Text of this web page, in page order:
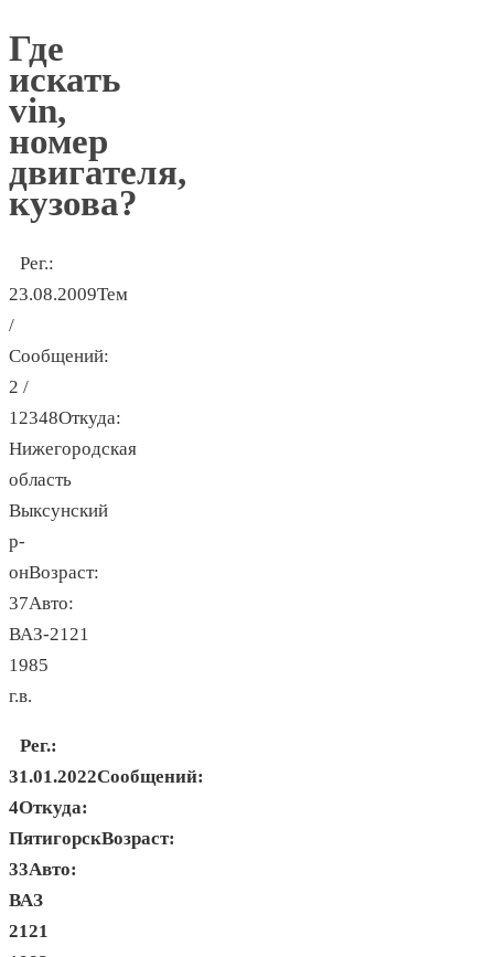
Где
искать
vin,
номер
двигателя,
кузова?
Рег.:
23.08.2009Тем
/
Сообщений:
2 /
12348Откуда:
Нижегородская
область
Выксунский
р-
онВозраст:
37Авто:
ВАЗ-2121
1985
г.в.
Рег.:
31.01.2022Сообщений:
4Откуда:
ПятигорскВозраст:
33Авто:
ВАЗ
2121